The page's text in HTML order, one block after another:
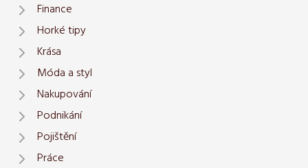
Finance
Horké tipy
Krása
Móda a styl
Nakupování
Podnikání
Pojištění
Práce